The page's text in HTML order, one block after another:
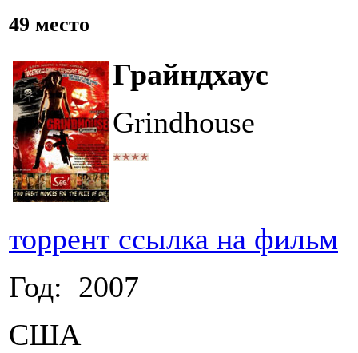
49 место
Грайндхаус
Grindhouse
торрент ссылка на фильм
Год: 2007
США